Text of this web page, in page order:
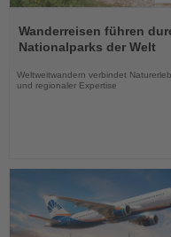
Sie
die
Nachrichten
Wanderreisen führen
Nationalparks der Welt
Weltweitwandern verbindet
und regionaler Expertise